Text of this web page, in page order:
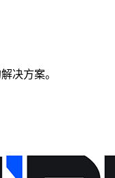
决方案。